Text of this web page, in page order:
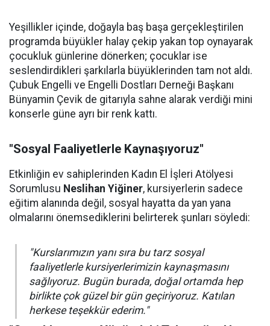
Yeşillikler içinde, doğayla baş başa gerçekleştirilen
programda büyükler halay çekip yakan top oynayarak
çocukluk günlerine dönerken; çocuklar ise
seslendirdikleri şarkılarla büyüklerinden tam not aldı.
Çubuk Engelli ve Engelli Dostları Derneği Başkanı
Bünyamin Çevik de gitarıyla sahne alarak verdiği mini
konserle güne ayrı bir renk kattı.
"Sosyal Faaliyetlerle Kaynaşıyoruz"
Etkinliğin ev sahiplerinden Kadın El İşleri Atölyesi
Sorumlusu Neslihan Yiğiner, kursiyerlerin sadece
eğitim alanında değil, sosyal hayatta da yan yana
olmalarını önemsediklerini belirterek şunları söyledi:
"Kurslarımızın yanı sıra bu tarz sosyal
faaliyetlerle kursiyerlerimizin kaynaşmasını
sağlıyoruz. Bugün burada, doğal ortamda hep
birlikte çok güzel bir gün geçiriyoruz. Katılan
herkese teşekkür ederim."